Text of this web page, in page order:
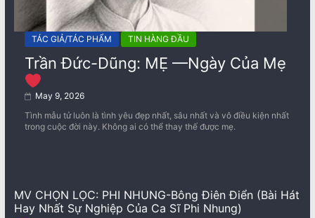
TÁC GIẢ/TÁC PHẨM TIN HÀNG ĐẦU
Trần Đức-Dũng: MẸ —Ngày Của Mẹ
May 9, 2026
Tình mẫu tử luôn là tình yêu đẹp nhất, sâu nhất và vô điều kiện nhất
trong cuộc đời này. Không ai có thể thay thế được mẹ.
MV CHỌN LỌC: PHI NHUNG-Bông Điên Điển (Bài Hát
Hay Nhất Sự Nghiệp Của Ca Sĩ Phi Nhung)